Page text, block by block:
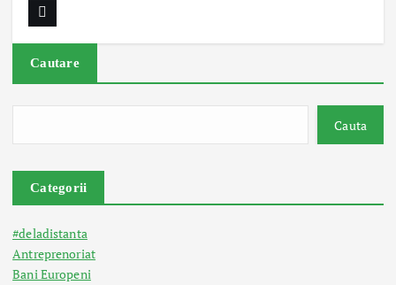
Cautare
Cauta
Categorii
#deladistanta
Antreprenoriat
Bani Europeni